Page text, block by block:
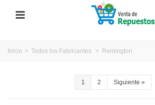
Inicio > Todos los Fabricantes > Remington
1 2 Siguiente »